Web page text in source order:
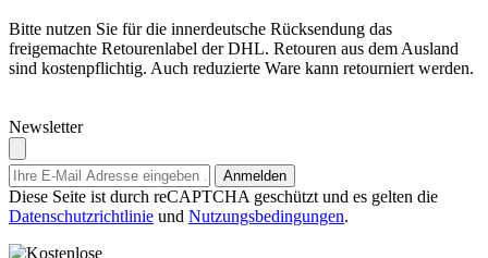
Bitte nutzen Sie für die innerdeutsche Rücksendung das
freigemachte Retourenlabel der DHL. Retouren aus dem Ausland
sind kostenpflichtig. Auch reduzierte Ware kann retourniert werden.
Newsletter
Anmelden
Diese Seite ist durch reCAPTCHA geschützt und es gelten die
Datenschutzrichtlinie und Nutzungsbedingungen.